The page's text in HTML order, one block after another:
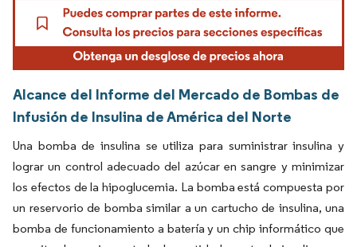
Alcance del Informe del Mercado de Bombas de
Infusión de Insulina de América del Norte
Una bomba de insulina se utiliza para suministrar insulina y
lograr un control adecuado del azúcar en sangre y minimizar
los efectos de la hipoglucemia. La bomba está compuesta por
un reservorio de bomba similar a un cartucho de insulina, una
bomba de funcionamiento a batería y un chip informático que